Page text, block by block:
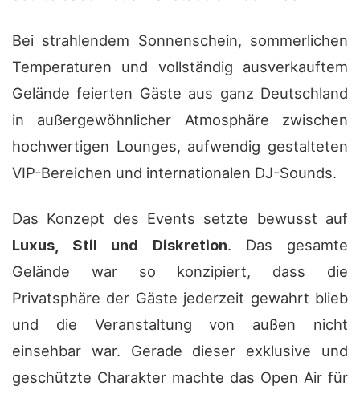
Bei strahlendem Sonnenschein, sommerlichen
Temperaturen und vollständig ausverkauftem
Gelände feierten Gäste aus ganz Deutschland
in außergewöhnlicher Atmosphäre zwischen
hochwertigen Lounges, aufwendig gestalteten
VIP-Bereichen und internationalen DJ-Sounds.
Das Konzept des Events setzte bewusst auf
Luxus, Stil und Diskretion. Das gesamte
Gelände war so konzipiert, dass die
Privatsphäre der Gäste jederzeit gewahrt blieb
und die Veranstaltung von außen nicht
einsehbar war. Gerade dieser exklusive und
geschützte Charakter machte das Open Air für